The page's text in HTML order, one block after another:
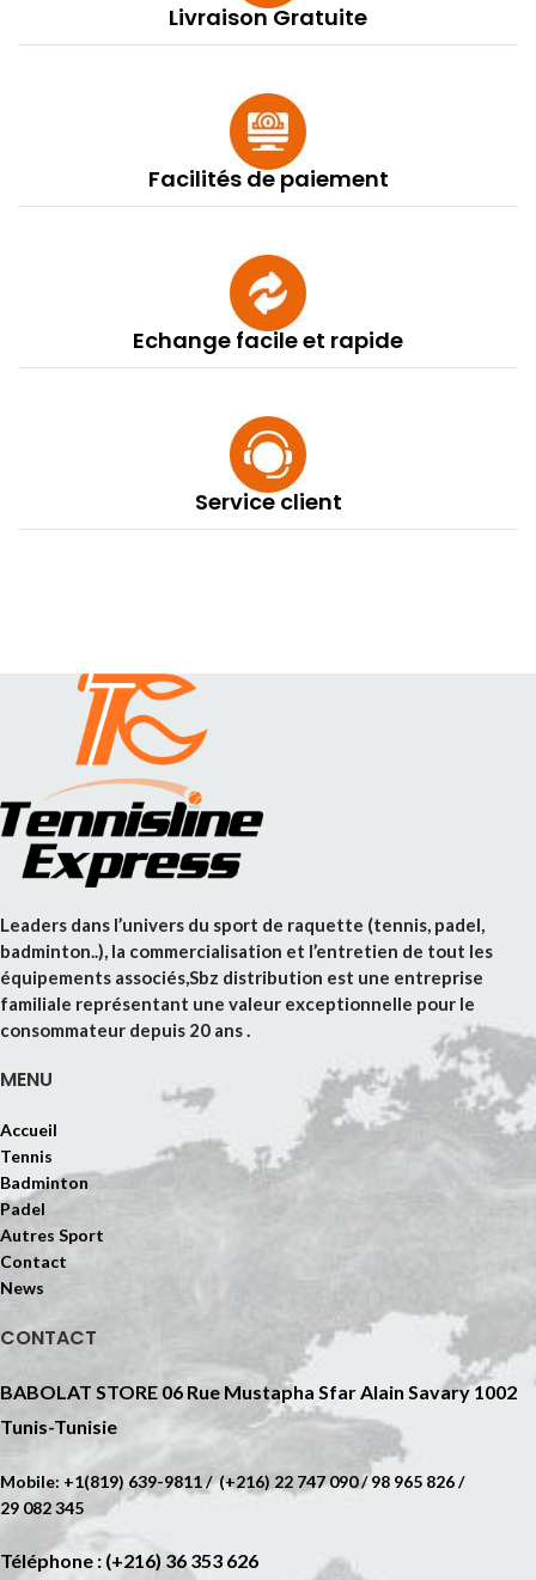
Livraison Gratuite
Facilités de paiement
Echange facile et rapide
Service client
Leaders dans l’univers du sport de raquette (tennis, padel,
badminton..), la commercialisation et l’entretien de tout les
équipements associés,Sbz distribution est une entreprise
familiale représentant une valeur exceptionnelle pour le
consommateur depuis 20 ans .
MENU
Accueil
Tennis
Badminton
Padel
Autres Sport
Contact
News
CONTACT
BABOLAT STORE 06 Rue Mustapha Sfar Alain Savary 1002
Tunis-Tunisie
Mobile: +1(819) 639-9811 / (+216) 22 747 090 / 98 965 826 /
29 082 345
Téléphone : (+216) 36 353 626